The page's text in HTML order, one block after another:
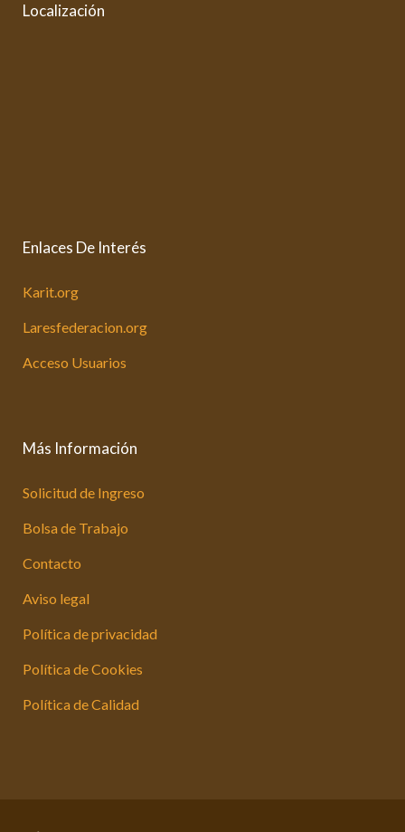
Localización
Enlaces De Interés
Karit.org
Laresfederacion.org
Acceso Usuarios
Más Información
Solicitud de Ingreso
Bolsa de Trabajo
Contacto
Aviso legal
Política de privacidad
Política de Cookies
Política de Calidad